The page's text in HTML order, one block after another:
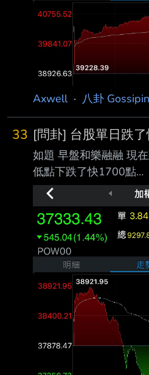
Axwell· 八卦
33 [問卦] 台股單日跌
如題 早盤和樂融融 現
低點下跌了快1700點
https://i.mopix.cc/
這是誰的錯？ 有八卦